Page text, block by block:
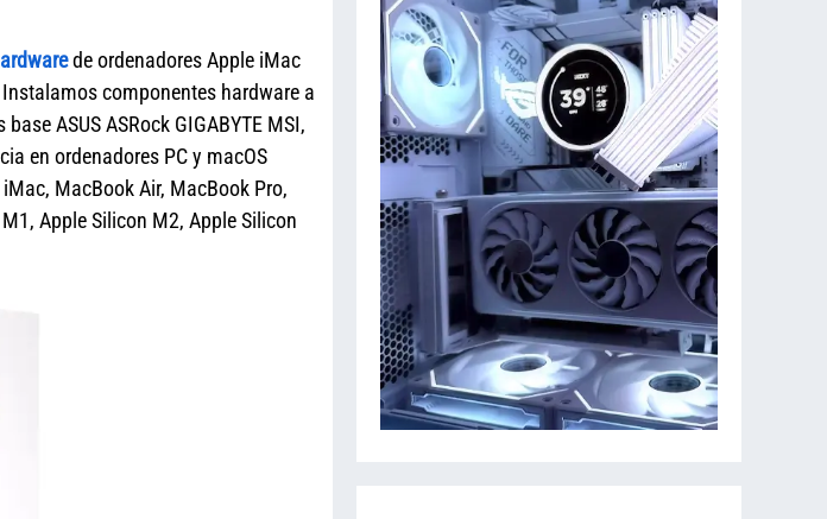
de ordenadores Apple iMac
componentes hardware a
ASUS ASRock GIGABYTE MSI,
en ordenadores PC y macOS
MacBook Air, MacBook Pro,
Apple Silicon M2, Apple Silicon